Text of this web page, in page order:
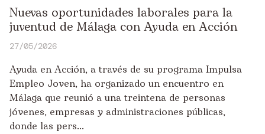
Nuevas oportunidades laborales para la
juventud de Málaga con Ayuda en Acción
27/05/2026
Ayuda en Acción, a través de su programa Impulsa
Empleo Joven, ha organizado un encuentro en
Málaga que reunió a una treintena de personas
jóvenes, empresas y administraciones públicas,
donde las pers...